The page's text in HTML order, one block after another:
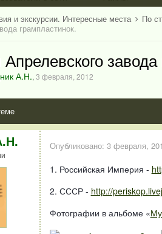
и экскурсии. Интересные места По
грампластинок.
А.Н., 3 февраля, 2012
Опубликовано: 3 февраля,
1. Российская Империя -
2. СССР - http://
Фотографии в альбоме «